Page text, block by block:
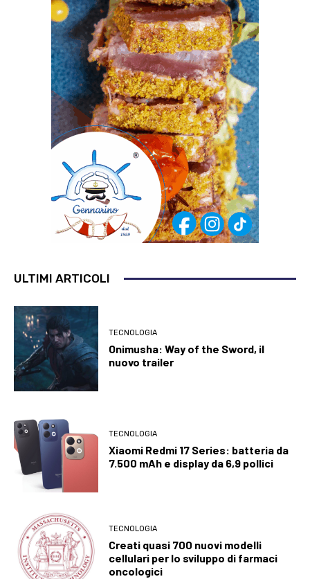
ULTIMI ARTICOLI
TECNOLOGIA
Onimusha: Way of the Sword, il
nuovo trailer
TECNOLOGIA
Xiaomi Redmi 17 Series: batteria da
7.500 mAh e display da 6,9 pollici
TECNOLOGIA
Creati quasi 700 nuovi modelli
cellulari per lo sviluppo di farmaci
oncologici